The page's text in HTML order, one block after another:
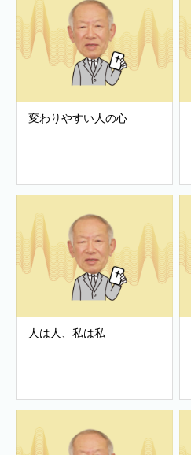
変わりやすい人の心
人は人、私は私